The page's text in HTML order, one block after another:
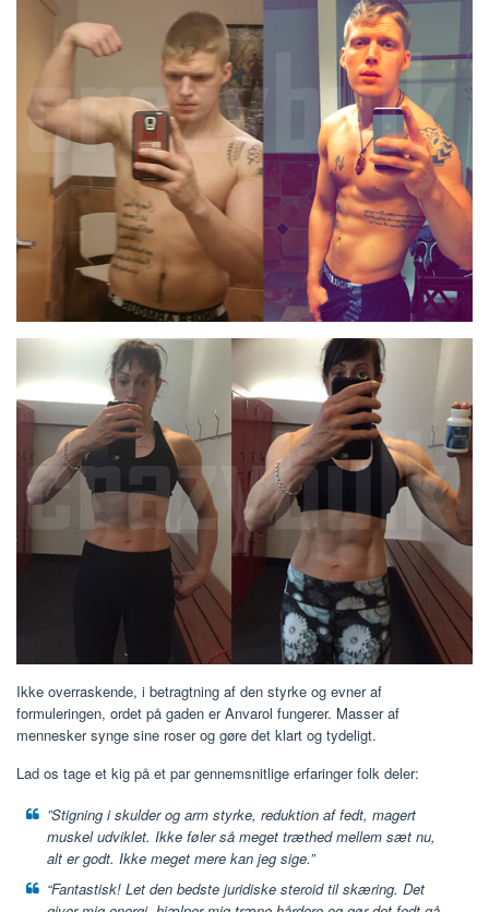
Ikke overraskende, i betragtning af den styrke og evner af
formuleringen, ordet på gaden er Anvarol fungerer. Masser af
mennesker synge sine roser og gøre det klart og tydeligt.
Lad os tage et kig på et par gennemsnitlige erfaringer folk deler:
”Stigning i skulder og arm styrke, reduktion af fedt, magert
muskel udviklet. Ikke føler så meget træthed mellem sæt nu,
alt er godt. Ikke meget mere kan jeg sige.”
“Fantastisk! Let den bedste juridiske steroid til skæring. Det